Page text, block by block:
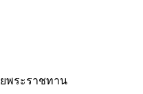
พระราชทาน